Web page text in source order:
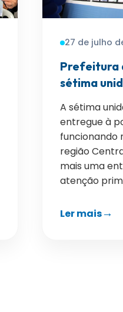
27 de julho
Prefeitura
sétima
A sétima
entregue à
funcionando
região
mais uma
atenção
Ler mais